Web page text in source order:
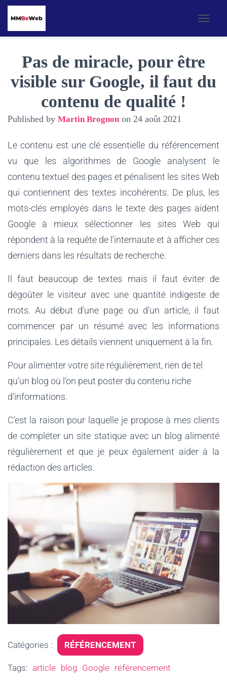
Pas de miracle, pour être
visible sur Google, il faut du
contenu de qualité !
Published by Martin Brognonon 24 août 2021
Le contenu est une clé essentielle du référencement
vu que les algorithmes de Google analysent le
contenu textuel des pages et pénalisent les sites Web
qui contiennent des textes incohérents. De plus, les
mots-clés employés dans le texte des pages aident
Google à mieux sélectionner les sites Web qui
répondent à la requête de l’internaute et à afficher ces
derniers dans les résultats de recherche.
Il faut beaucoup de textes mais il faut éviter de
dégoûter le visiteur avec une quantité indigeste de
mots. Au début d’une page ou d’un article, il faut
commencer par un résumé avec les informations
principales. Les détails viennent uniquement à la fin.
Pour alimenter votre site régulièrement, rien de tel
qu’un blog où l’on peut poster du contenu riche
d’informations.
C’est la raison pour laquelle je propose à mes clients
de compléter un site statique avec un blog alimenté
régulièrement et que je peux également aider à la
rédaction des articles.
Catégories : RÉFÉRENCEMENT
Tags: article blog Google référencement